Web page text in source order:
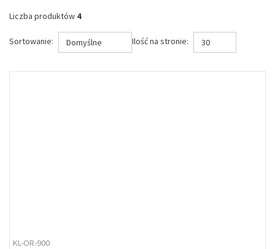
Liczba produktów 4
Sortowanie: Domyślne Ilość na stronie: 30
KL-OR-900